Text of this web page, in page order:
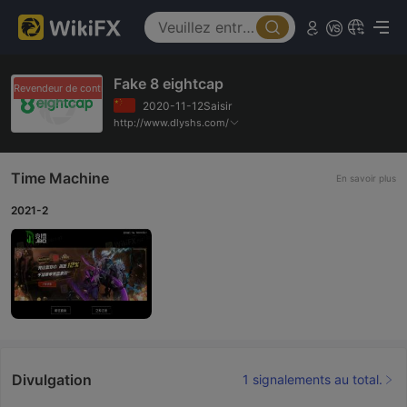
Revendeur de contrefaçons Revendeur de contrefaçons
Fake 8 eightcap
2020-11-12Saisir
http://www.dlyshs.com/
Time Machine En savoir plus
2021-2
Divulgation 1 signalements au total.